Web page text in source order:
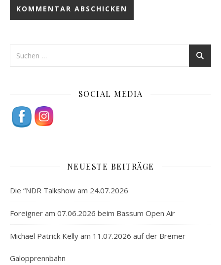
SOCIAL MEDIA
NEUESTE BEITRÄGE
Die “NDR Talkshow am 24.07.2026
Foreigner am 07.06.2026 beim Bassum Open Air
Michael Patrick Kelly am 11.07.2026 auf der Bremer
Galopprennbahn